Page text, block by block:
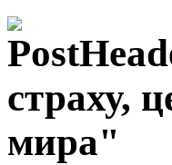
страху,
мира"